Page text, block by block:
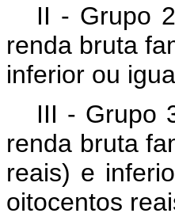
II - Grupo
renda bruta
inferior ou
III - Grupo
renda bruta
reais) e
oitocentos